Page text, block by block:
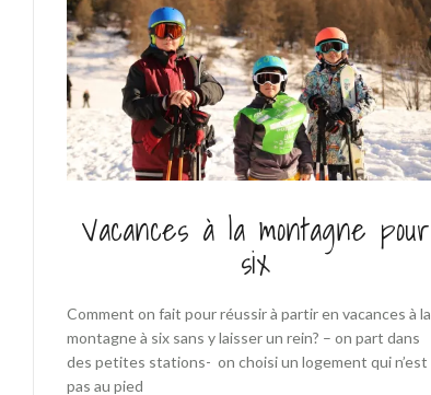
Vacances à la montagne pour
six
Comment on fait pour réussir à partir en vacances à la
montagne à six sans y laisser un rein? – on part dans
des petites stations- on choisi un logement qui n’est
pas au pied